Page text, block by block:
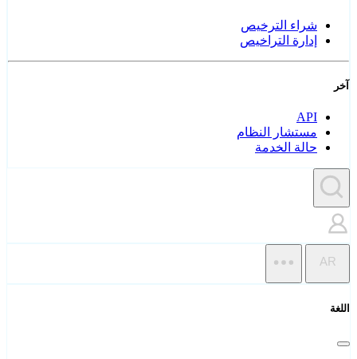
شراء الترخيص
إدارة التراخيص
آخر
API
مستشار النظام
حالة الخدمة
AR
اللغة